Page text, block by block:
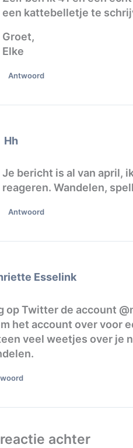
een kattebelletje te
Groet,
Elke
Antwoord
Hh
Je bericht is al van april,
reageren. Wandelen,
Antwoord
Esselink
op Twitter de account
het account over voor
veel weetjes over je
achter